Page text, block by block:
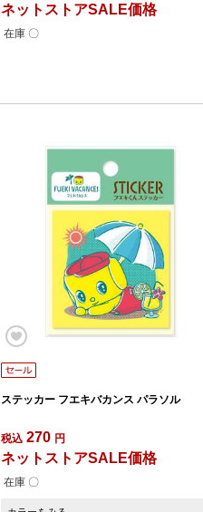
ネットストアSALE価格
在庫 〇
ステッカー フエキバカンス パラソル
税込 270 円
ネットストアSALE価格
在庫 〇